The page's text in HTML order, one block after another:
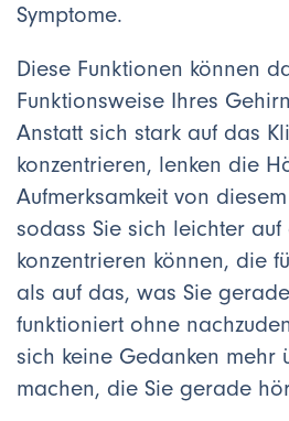
Symptome.
Diese Funktionen können
Funktionsweise Ihres
Anstatt sich stark auf das
konzentrieren, lenken die
Aufmerksamkeit von
sodass Sie sich leichter
konzentrieren können, die
als auf das, was Sie
funktioniert ohne
sich keine Gedanken mehr
machen, die Sie gerade